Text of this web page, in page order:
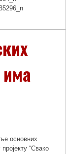
основних
“Свако